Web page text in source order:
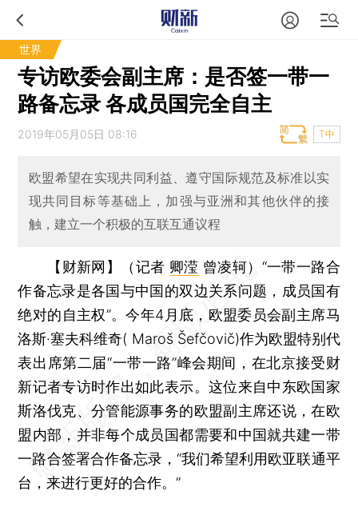
世界
专访欧委会副主席：是否签一带一
路备忘录 各成员国完全自主
2019年05月05日 08:16 T中
欧盟希望在实现共同利益、遵守国际规范及标准以实
现共同目标等基础上，加强与亚洲和其他伙伴的接
触，建立一个积极的互联互通议程
【财新网】（记者 卿滢 曾凌轲） “一带一路合
作备忘录是各国与中国的双边关系问题，成员国有
绝对的自主权”。今年4月底，欧盟委员会副主席马
洛斯·塞夫科维奇( Maroš Šefčovič)作为欧盟特别代
表出席第二届“一带一路”峰会期间，在北京接受财
新记者专访时作出如此表示。这位来自中东欧国家
斯洛伐克、分管能源事务的欧盟副主席还说，在欧
盟内部，并非每个成员国都需要和中国就共建一带
一路合签署合作备忘录，“我们希望利用欧亚联通平
台，来进行更好的合作。”